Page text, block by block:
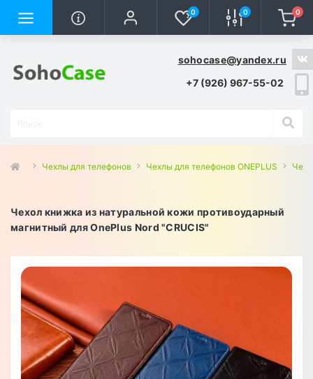
0 0 0
sohocase@yandex.ru
+7 (926) 967-55-02
Чехлы для телефонов Чехлы для телефонов ONEPLUS
Чехол книжка из натуральной кожи противоударный
магнитный для OnePlus Nord "CRUCIS"